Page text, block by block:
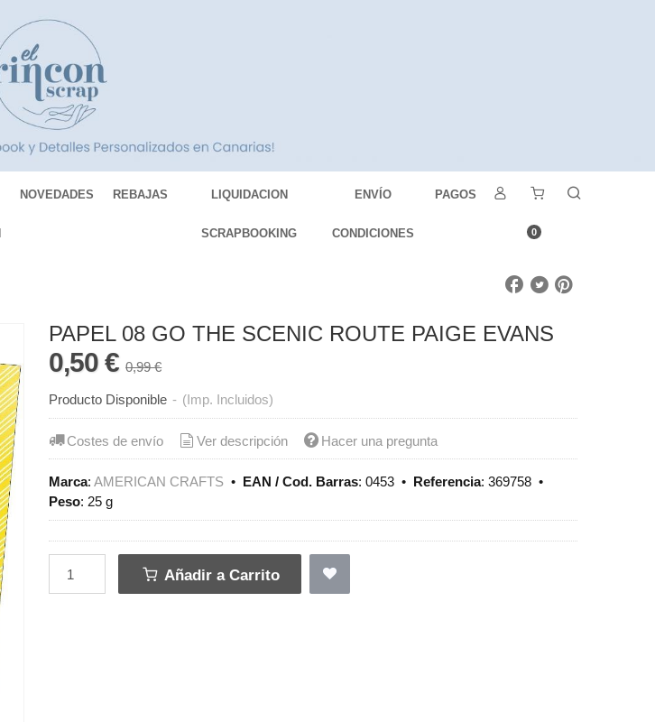
NOVEDADES REBAJAS LIQUIDACION
SCRAPBOOKING
ENVÍO
CONDICIONES
PAGOS
0
PAPEL 08 GO THE SCENIC ROUTE PAIGE EVANS
0,50 €0,99 €
Producto Disponible - (Imp. Incluidos)
Costes de envío Ver descripción Hacer una pregunta
Marca:AMERICAN CRAFTS • EAN / Cod. Barras:0453 • Referencia:369758 •
Peso: 25 g
Añadir a Carrito